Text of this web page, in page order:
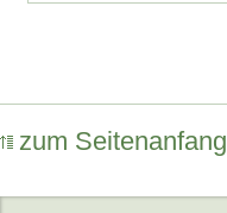
zum Seitenanfang